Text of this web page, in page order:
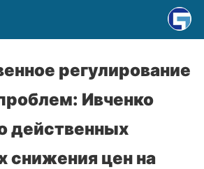
регулирование
Ивченко
действенных
снижения цен на